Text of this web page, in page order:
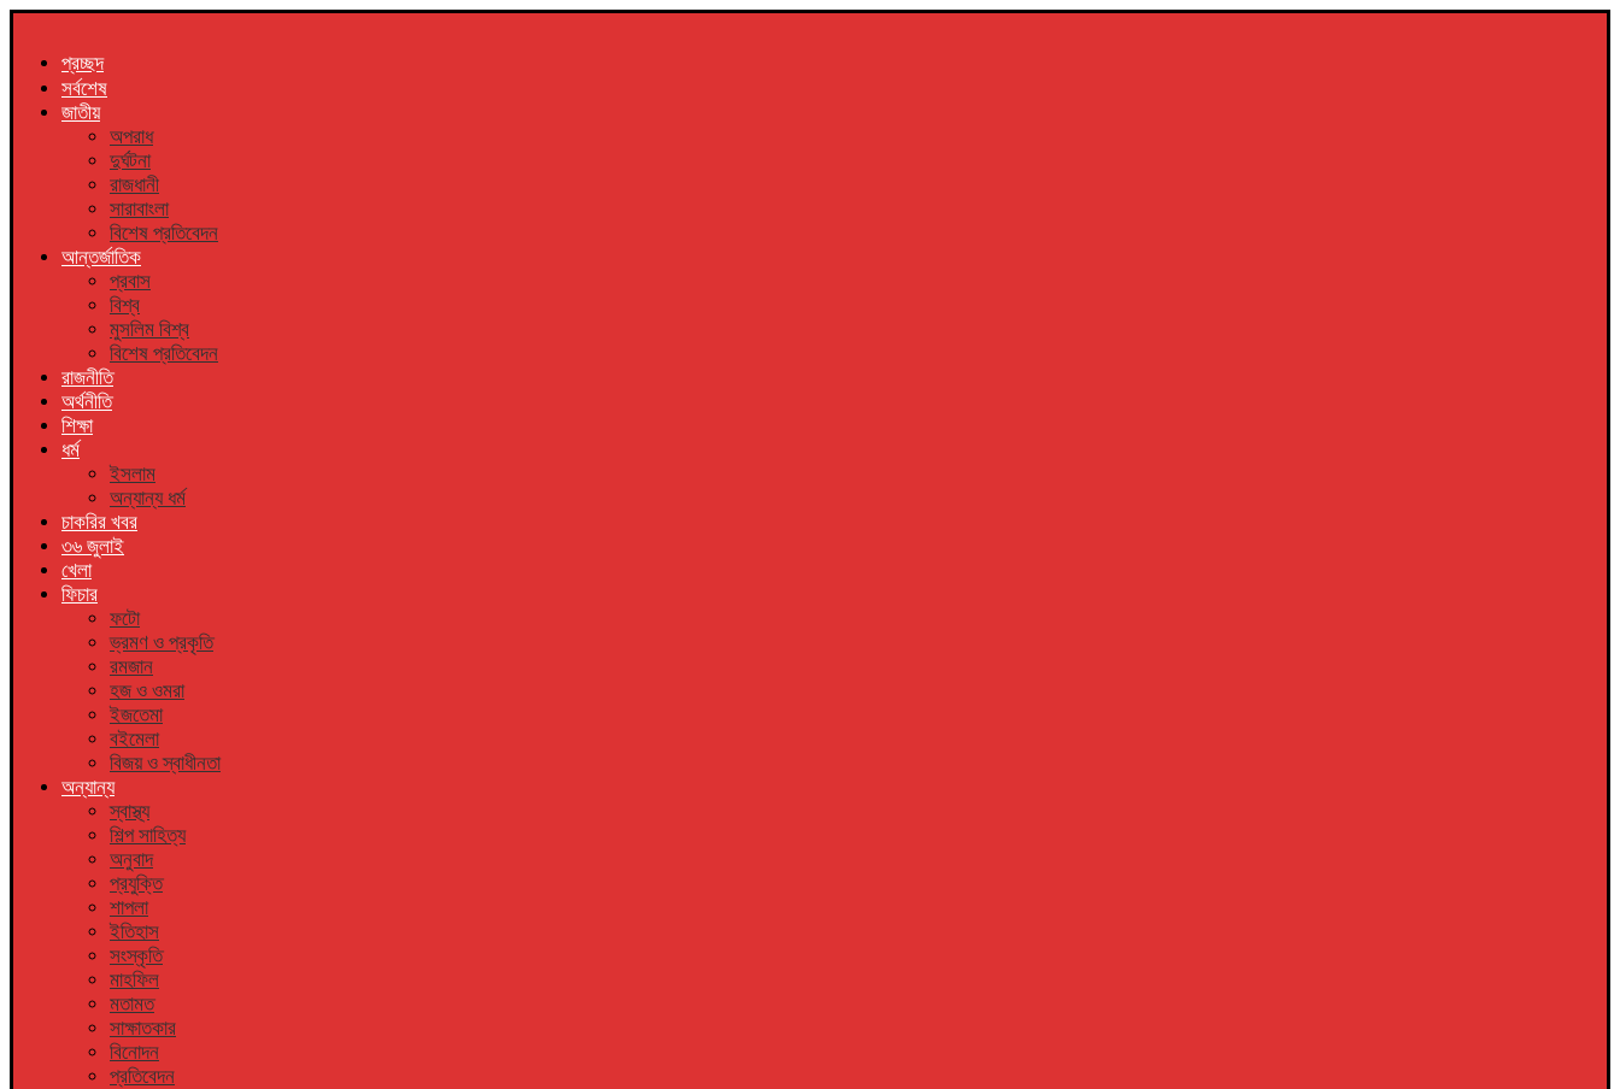
প্রচ্ছদ
সর্বশেষ
জাতীয়
অপরাধ
দুর্ঘটনা
রাজধানী
সারাবাংলা
বিশেষ প্রতিবেদন
আন্তর্জাতিক
প্রবাস
বিশ্ব
মুসলিম বিশ্ব
বিশেষ প্রতিবেদন
রাজনীতি
অর্থনীতি
শিক্ষা
ধর্ম
ইসলাম
অন্যান্য ধর্ম
চাকরির খবর
৩৬ জুলাই
খেলা
ফিচার
ফটো
ভ্রমণ ও প্রকৃতি
রমজান
হজ ও ওমরা
ইজতেমা
বইমেলা
বিজয় ও স্বাধীনতা
অন্যান্য
স্বাস্থ্য
শিল্প সাহিত্য
অনুবাদ
প্রযুক্তি
শাপলা
ইতিহাস
সংস্কৃতি
মাহফিল
মতামত
সাক্ষাতকার
বিনোদন
প্রতিবেদন